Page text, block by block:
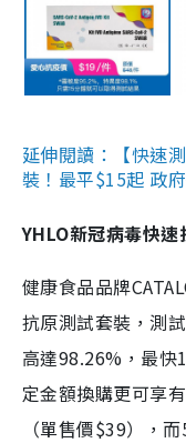
延伸閱讀：【快速
裝！最平$15起 政
YHLO新冠病毒快
健康食品品牌
抗原測試套裝，測
高達98.26%，最快
定金額換購更可享
（單售價$39），